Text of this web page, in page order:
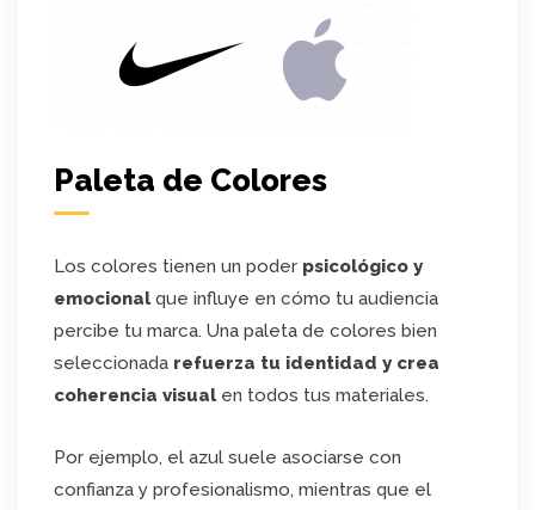
Paleta de Colores
Los colores tienen un poder psicológico y
emocionalque influye en cómo tu audiencia
percibe tu marca. Una paleta de colores bien
seleccionada refuerza tu identidad y crea
coherencia visualen todos tus materiales.
Por ejemplo, el azul suele asociarse con
confianza y profesionalismo, mientras que el